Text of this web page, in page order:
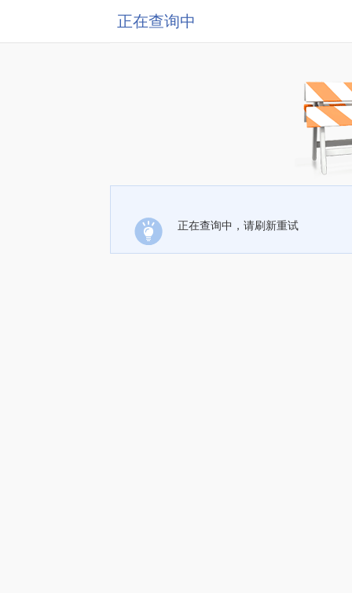
正在查询中
正在查询中，请刷新重试